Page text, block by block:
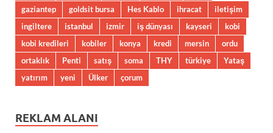
gaziantep
goldsit bursa Hes Kablo ihracat
iletişim
ingiltere
istanbul izmir iş dünyası kayseri
kobi
kobi kredileri
kobiler konya kredi mersin
ordu
ortaklık
Penti satış soma THY türkiye
Yataş
yatırım
yeni Ülker çorum
REKLAM ALANI